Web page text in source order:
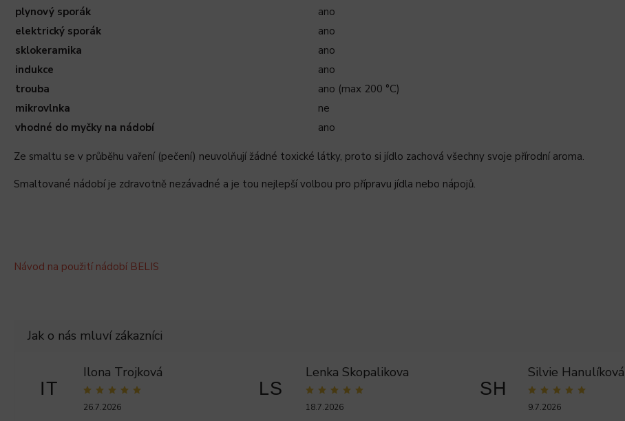
plynový sporák
ano
elektrický sporák
ano
sklokeramika
ano
indukce
ano
trouba
ano (max 200 °C)
mikrovlnka
ne
vhodné do myčky na nádobí
ano
Ze smaltu se v průběhu vaření (pečení) neuvolňují žádné toxické látky, proto si jídlo zachová všechny svoje přírodní aroma.
Smaltované nádobí je zdravotně nezávadné a je tou nejlepší volbou pro přípravu jídla nebo nápojů.
Návod na použití nádobí BELIS
IT
Ilona Trojková
26.7.2026
LS
Lenka Skopalikova
18.7.2026
SH
Silvie Hanulíková
9.7.2026